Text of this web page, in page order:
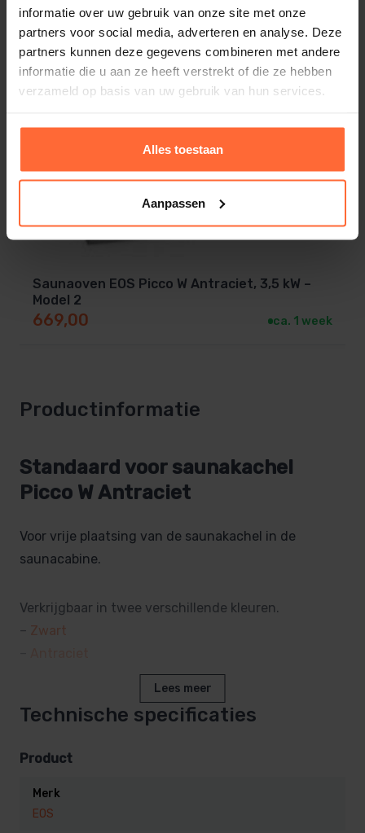
informatie over uw gebruik van onze site met onze
partners voor social media, adverteren en analyse. Deze
partners kunnen deze gegevens combineren met andere
informatie die u aan ze heeft verstrekt of die ze hebben
verzameld op basis van uw gebruik van hun services.
Alles toestaan
Aanpassen
Saunaoven EOS Picco W Antraciet, 3,5 kW –
Model 2
669,00 ca. 1 week
Productinformatie
Standaard voor saunakachel
Picco W Antraciet
Voor vrije plaatsing van de saunakachel in de
saunacabine.
Verkrijgbaar in twee verschillende kleuren.
– Zwart
afmetingen ca. H/B/D: 67,4 x 32,0 x 22,5 cm
Lees meer
Technische specificaties
Product
Merk
EOS